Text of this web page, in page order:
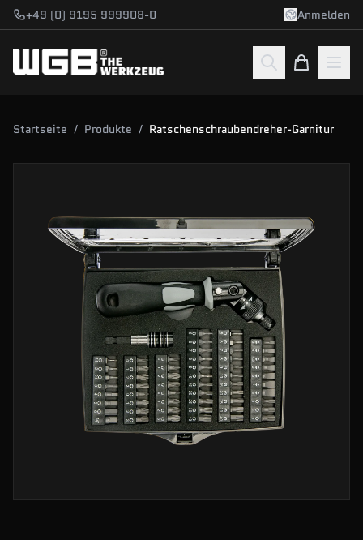
Zum Hauptinhalt springen
+49 (0) 9195 999908-0 Anmelden
Startseite / Produkte / Ratschenschraubendreher-Garnitur